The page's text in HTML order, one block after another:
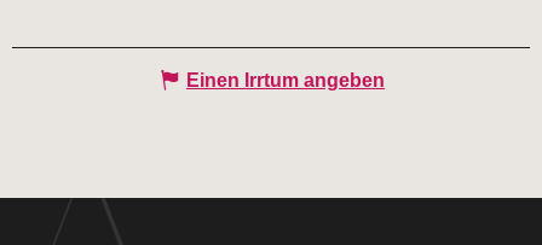
Einen Irrtum angeben